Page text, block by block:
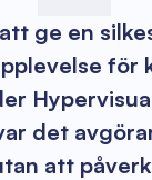
ge en
för
det
att